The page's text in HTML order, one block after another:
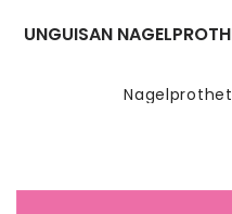
UNGUISAN